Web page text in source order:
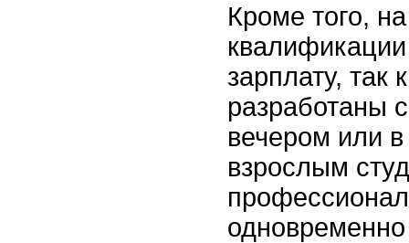
Кроме того,
зарплату, так
разработаны
вечером или
взрослым